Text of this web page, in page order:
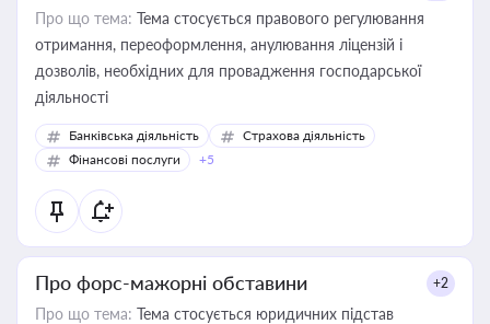
Про що тема: Тема стосується правового регулювання
отримання, переоформлення, анулювання ліцензій і
дозволів, необхідних для провадження господарської
діяльності
Банківська діяльність
Страхова діяльність
Фінансові послуги
+5
Про форс-мажорні обставини +2
Про що тема: Тема стосується юридичних підстав